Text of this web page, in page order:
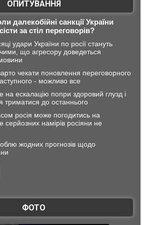
ОПИТУВАННЯ
далекобійні санкції України
за стіл переговорів?
удари України по росії стануть
що агресору доведеться
чекати поновлення переговорного
- можливо все
на ескалацію попри здоровий глузд і
триматися до останнього
росія може погодитись на
серйозних намірів росіяни не
жодних прогнозів щодо
ФОТО